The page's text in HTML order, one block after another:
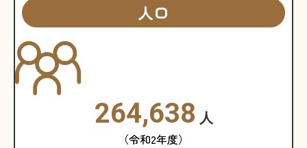
人口
264,638 人
（令和2年度）